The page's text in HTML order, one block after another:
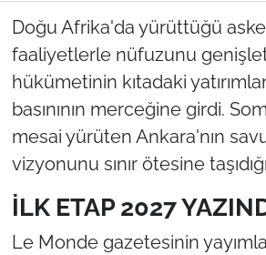
Doğu Afrika'da yürüttüğü
faaliyetlerle nüfuzunu
hükümetinin kıtadaki
basınının merceğine girdi.
mesai yürüten Ankara'nın
vizyonunu sınır ötesine taşıdığı
İLK ETAP 2027
Le Monde gazetesinin